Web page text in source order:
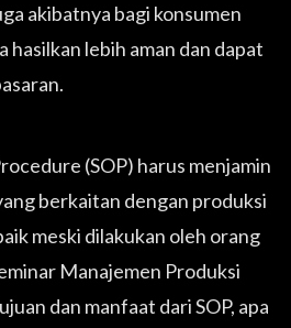
akibatnya bagi konsumen
hasilkan lebih aman dan dapat
(SOP) harus menjamin
berkaitan dengan produksi
meski dilakukan oleh orang
Manajemen Produksi
dan manfaat dari SOP, apa